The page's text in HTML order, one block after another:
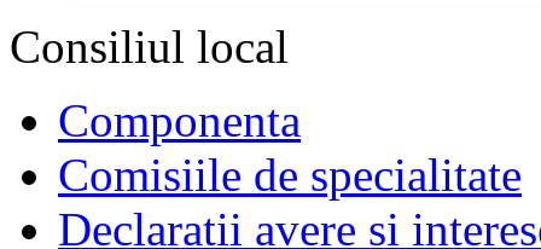
Consiliul local
Componenta
Comisiile de specialitate
Declaratii avere si